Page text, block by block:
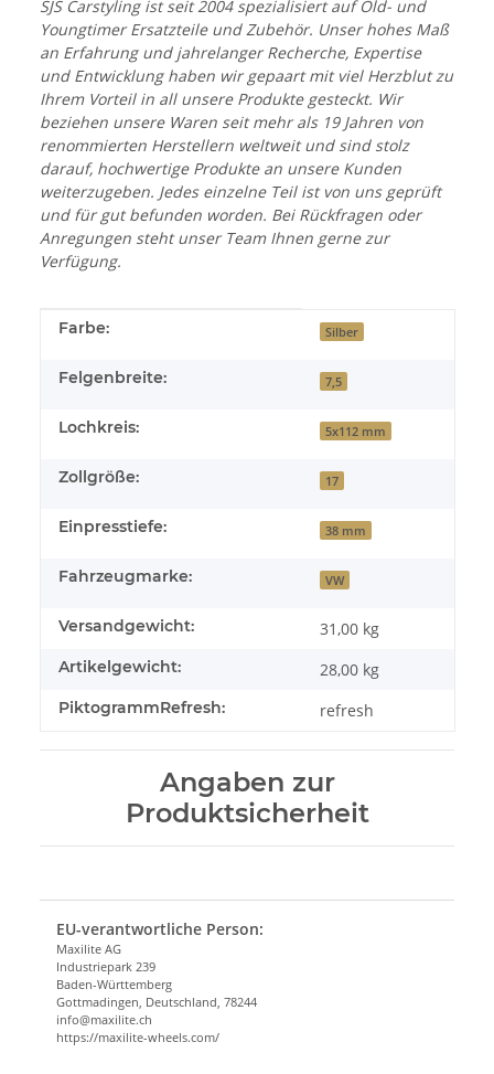
SJS Carstyling ist seit 2004 spezialisiert auf Old- und
Youngtimer Ersatzteile und Zubehör. Unser hohes Maß
an Erfahrung und jahrelanger Recherche, Expertise
und Entwicklung haben wir gepaart mit viel Herzblut zu
Ihrem Vorteil in all unsere Produkte gesteckt. Wir
beziehen unsere Waren seit mehr als 19 Jahren von
renommierten Herstellern weltweit und sind stolz
darauf, hochwertige Produkte an unsere Kunden
weiterzugeben. Jedes einzelne Teil ist von uns geprüft
und für gut befunden worden. Bei Rückfragen oder
Anregungen steht unser Team Ihnen gerne zur
Verfügung.
Produkteigenschaft
Wert
Farbe: Silber
Felgenbreite: 7,5
Lochkreis: 5x112 mm
Zollgröße: 17
Einpresstiefe: 38 mm
Fahrzeugmarke: VW
Versandgewicht: 31,00 kg
Artikelgewicht: 28,00 kg
PiktogrammRefresh: refresh
Angaben zur
Produktsicherheit
EU-verantwortliche Person:
Maxilite AG
Industriepark 239
Baden-Württemberg
Gottmadingen, Deutschland, 78244
info@maxilite.ch
https://maxilite-wheels.com/